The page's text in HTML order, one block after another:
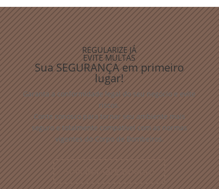
REGULARIZE JÁ
EVITE MULTAS
Sua SEGURANÇA em primeiro
lugar!
Garanta a conformidade legal do seu negócio e evite
riscos.
Conte conosco para tornar seu ambiente mais
seguro e totalmente compatível com as normas
vigentes do Corpo de Bombeiros.
Solicitar Orçamento